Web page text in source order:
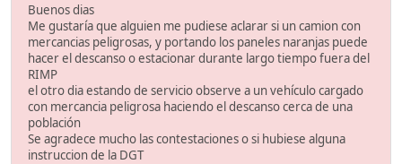
Buenos dias
Me gustaría que alguien me pudiese aclarar si un camion con
mercancias peligrosas, y portando los paneles naranjas puede
hacer el descanso o estacionar durante largo tiempo fuera del
RIMP
el otro dia estando de servicio observe a un vehículo cargado
con mercancia peligrosa haciendo el descanso cerca de una
población
Se agradece mucho las contestaciones o si hubiese alguna
instruccion de la DGT